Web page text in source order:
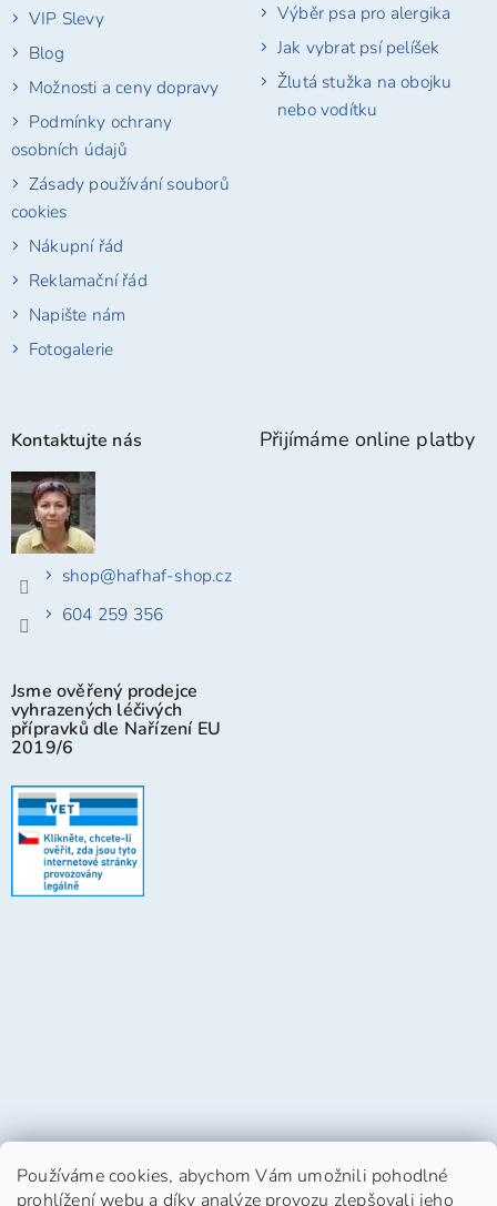
Používáme cookies, abychom Vám umožnili pohodlné
prohlížení webu a díky analýze provozu zlepšovali jeho
VIP Slevy
Blog
Možnosti a ceny dopravy
Podmínky ochrany
osobních údajů
Zásady používání souborů
cookies
Nákupní řád
Reklamační řád
Napište nám
Fotogalerie
Výběr psa pro alergika
Jak vybrat psí pelíšek
Žlutá stužka na obojku
nebo vodítku
Kontaktujte nás
shop@hafhaf-shop.cz
604 259 356
Jsme ověřený prodejce
vyhrazených léčivých
přípravků dle Nařízení EU
2019/6
Přijímáme online platby